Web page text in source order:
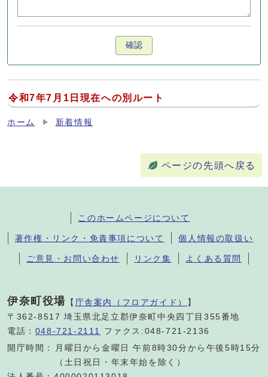
確認
令和7年7月1日現在への別ルート
ホーム 新着情報
ページの先頭へ戻る
このホームページについて
著作権・リンク・免責事項について 個人情報の取扱い
ご意見・お問い合わせ リンク集 よくある質問
伊奈町役場 【 庁舎案内（フロアガイド） 】
〒362-8517 埼玉県北足立郡伊奈町中央四丁目355番地
電話： 048-721-2111
ファクス:048-721-2136
開庁時間：
月曜日から金曜日 午前8時30分から午後5時15分
（土日祝日・年末年始を除く）